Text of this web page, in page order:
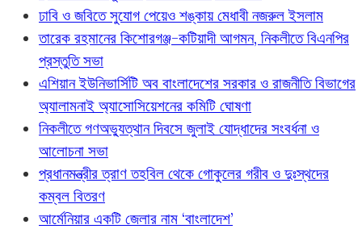
ঢাবি ও জবিতে সুযোগ পেয়েও শঙ্কায় মেধাবী নজরুল ইসলাম
তারেক রহমানের কিশোরগঞ্জ-কটিয়াদী আগমন, নিকলীতে বিএনপির
প্রস্তুতি সভা
এশিয়ান ইউনিভার্সিটি অব বাংলাদেশের সরকার ও রাজনীতি বিভাগের
অ্যালামনাই অ্যাসোসিয়েশনের কমিটি ঘোষণা
নিকলীতে গণঅভ্যুত্থান দিবসে জুলাই যোদ্ধাদের সংবর্ধনা ও
আলোচনা সভা
প্রধানমন্ত্রীর ত্রাণ তহবিল থেকে গোকুলের গরীব ও দুঃস্থদের
কম্বল বিতরণ
আর্মেনিয়ার একটি জেলার নাম ‘বাংলাদেশ’